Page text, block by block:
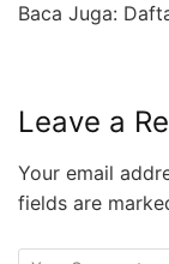
Baca Juga:
Leave a
Your email
fields are